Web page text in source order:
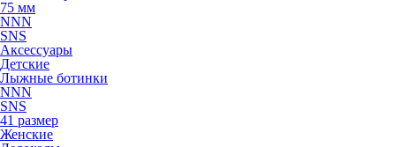
75 мм
NNN
SNS
Аксессуары
Детские
Лыжные ботинки
NNN
SNS
41 размер
Женские